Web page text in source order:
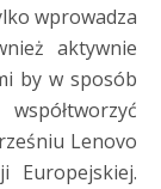
wprowadza
aktywnie
by w sposób
Lenovo
Europejskiej.